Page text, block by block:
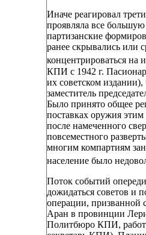
Иначе реагировал
проявляла все
партизанские
ранее скрывались или
концентрироваться на
КПИ с 1942 г.
их советском
заместитель
Было принято общее
поставках оружия
после намеченного
повсеместного
многим компартиям
население было
Поток событий
дожидаться советов и
операции, призванной
Аран в провинции
Политбюро КПИ,